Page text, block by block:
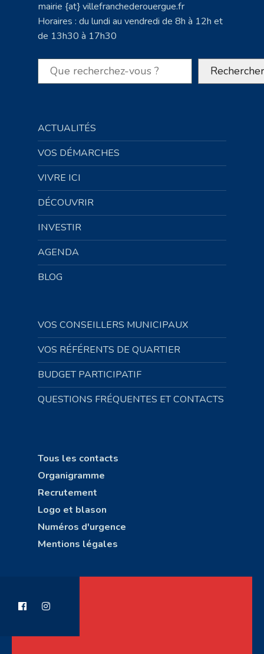
mairie {at} villefranchederouergue.fr
Horaires : du lundi au vendredi de 8h à 12h et
de 13h30 à 17h30
Rechercher Rechercher
ACTUALITÉS
VOS DÉMARCHES
VIVRE ICI
DÉCOUVRIR
INVESTIR
AGENDA
BLOG
VOS CONSEILLERS MUNICIPAUX
VOS RÉFÉRENTS DE QUARTIER
BUDGET PARTICIPATIF
QUESTIONS FRÉQUENTES ET CONTACTS
Tous les contacts
Organigramme
Recrutement
Logo et blason
Numéros d'urgence
Mentions légales